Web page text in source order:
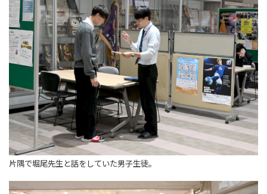
片隅で堀尾先生と話をしていた男子生徒。